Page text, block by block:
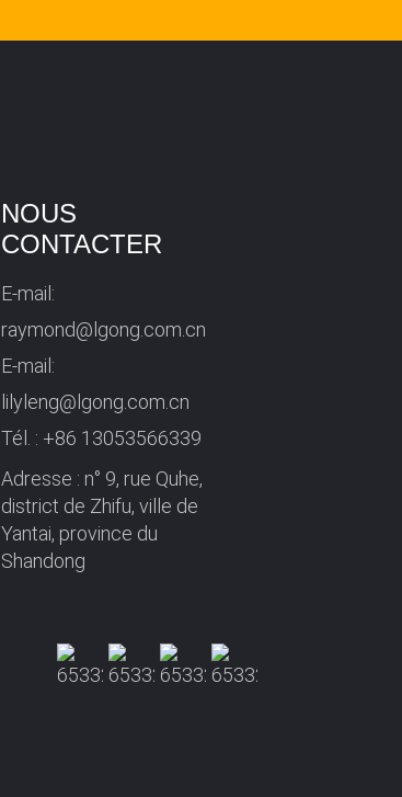
NOUS
CONTACTER
E-mail:
raymond@lgong.com.cn
E-mail:
lilyleng@lgong.com.cn
Tél. : +86 13053566339
Adresse : n° 9, rue Quhe,
district de Zhifu, ville de
Yantai, province du
Shandong